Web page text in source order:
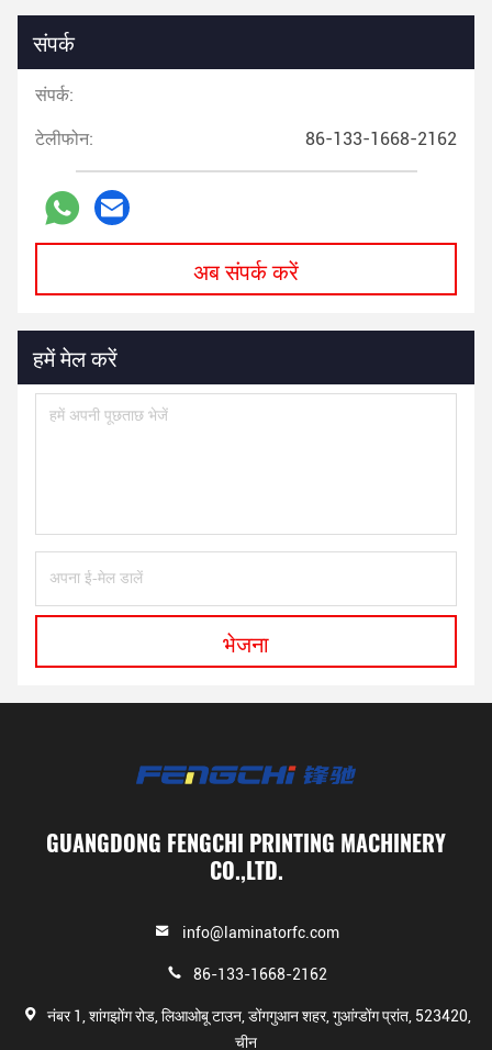
संपर्क
संपर्क:
टेलीफोन: 86-133-1668-2162
अब संपर्क करें
हमें मेल करें
भेजना
GUANGDONG FENGCHI PRINTING MACHINERY
CO.,LTD.
info@laminatorfc.com
86-133-1668-2162
नंबर 1, शांगझोंग रोड, लिआओबू टाउन, डोंगगुआन शहर, गुआंग्डोंग प्रांत, 523420,
चीन